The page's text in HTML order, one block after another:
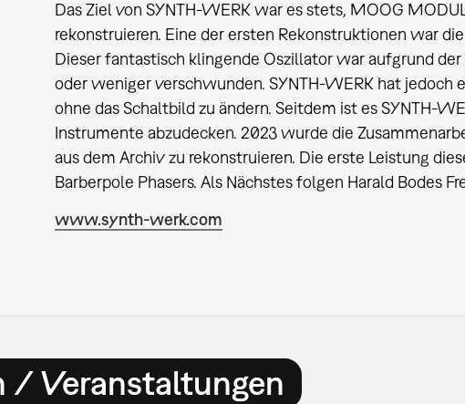
Das Ziel von SYNTH-WERK war es stets, MOOG
rekonstruieren. Eine der ersten Rekonstruktionen war
Dieser fantastisch klingende Oszillator war aufgrund
oder weniger verschwunden. SYNTH-WERK hat
ohne das Schaltbild zu ändern. Seitdem ist es SYNTH-
Instrumente abzudecken. 2023 wurde die
aus dem Archiv zu rekonstruieren. Die erste Leistung
Barberpole Phasers. Als Nächstes folgen Harald Bodes
www.synth-werk.com
/ Veranstaltungen